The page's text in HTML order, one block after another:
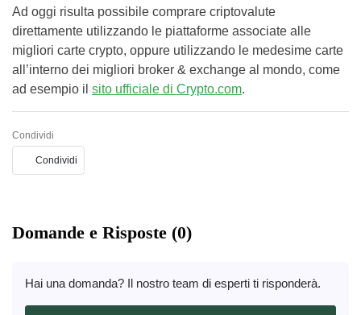
Ad oggi risulta possibile comprare criptovalute
direttamente utilizzando le piattaforme associate alle
migliori carte crypto, oppure utilizzando le medesime carte
all’interno dei migliori broker & exchange al mondo, come
ad esempio il sito ufficiale di Crypto.com.
Condividi
Condividi
Domande e Risposte (0)
Hai una domanda? Il nostro team di esperti ti risponderà.